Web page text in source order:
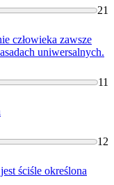
21
człowieka zawsze
uniwersalnych.
11
12
ściśle określona